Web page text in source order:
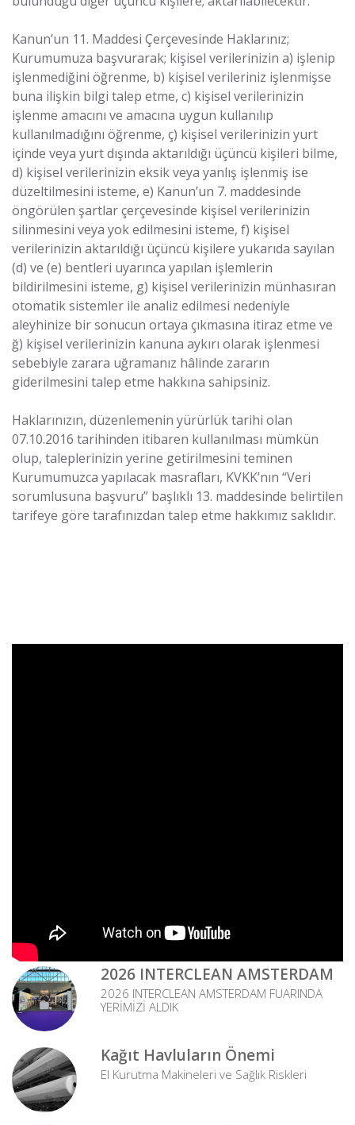
Kanun’un 11. Maddesi Çerçevesinde Haklarınız;
Kurumumuza başvurarak; kişisel verilerinizin a) işlenip
işlenmediğini öğrenme, b) kişisel verileriniz işlenmişse
buna ilişkin bilgi talep etme, c) kişisel verilerinizin
işlenme amacını ve amacına uygun kullanılıp
kullanılmadığını öğrenme, ç) kişisel verilerinizin yurt
içinde veya yurt dışında aktarıldığı üçüncü kişileri bilme,
d) kişisel verilerinizin eksik veya yanlış işlenmiş ise
düzeltilmesini isteme, e) Kanun’un 7. maddesinde
öngörülen şartlar çerçevesinde kişisel verilerinizin
silinmesini veya yok edilmesini isteme, f) kişisel
verilerinizin aktarıldığı üçüncü kişilere yukarıda sayılan
(d) ve (e) bentleri uyarınca yapılan işlemlerin
bildirilmesini isteme, g) kişisel verilerinizin münhasıran
otomatik sistemler ile analiz edilmesi nedeniyle
aleyhinize bir sonucun ortaya çıkmasına itiraz etme ve
ğ) kişisel verilerinizin kanuna aykırı olarak işlenmesi
sebebiyle zarara uğramanız hâlinde zararın
giderilmesini talep etme hakkına sahipsiniz.
Haklarınızın, düzenlemenin yürürlük tarihi olan
07.10.2016 tarihinden itibaren kullanılması mümkün
olup, taleplerinizin yerine getirilmesini teminen
Kurumumuzca yapılacak masrafları, KVKK’nın “Veri
sorumlusuna başvuru” başlıklı 13. maddesinde belirtilen
tarifeye göre tarafınızdan talep etme hakkımız saklıdır.
2026 INTERCLEAN AMSTERDAM
2026 INTERCLEAN AMSTERDAM FUARINDA
YERİMİZİ ALDIK
Kağıt Havluların Önemi
El Kurutma Makineleri ve Sağlık Riskleri